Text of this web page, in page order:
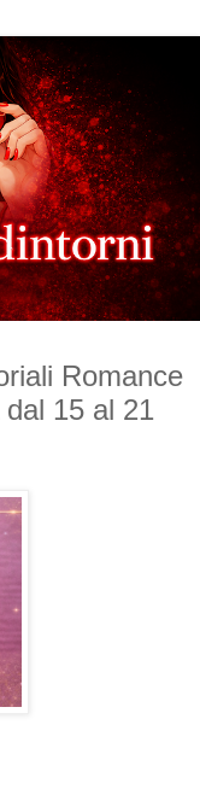
Romance
15 al 21